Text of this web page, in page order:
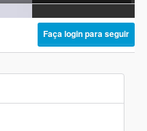
Faça login para seguir